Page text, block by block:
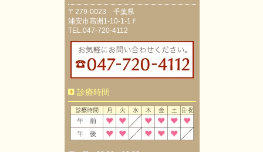
〒279-0023 千葉県
浦安市高洲1-10-1-1Ｆ
TEL.047-720-4112
診療時間